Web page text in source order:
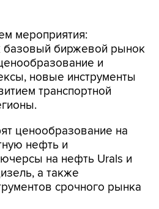
мероприятия:
базовый биржевой рынок
и
новые инструменты
транспортной
ценообразование на
нефть и
на нефть Urals и
а также
срочного рынка